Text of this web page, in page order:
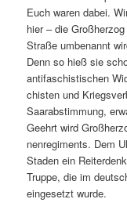
Euch waren dabei.
hier – die
Straße umbe­nan­nt
Denn so hieß sie
antifaschis­tis­chen
chis­ten und
Saarab­stim­mung,
Geehrt wird
nen­reg­i­ments. Dem
Staden ein
Truppe, die im
einge­set­zt wurde.